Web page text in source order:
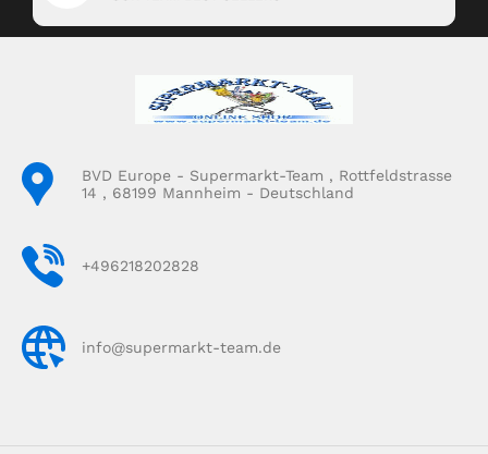
BVD Europe - Supermarkt-Team , Rottfeldstrasse
14 , 68199 Mannheim - Deutschland
+496218202828
info@supermarkt-team.de